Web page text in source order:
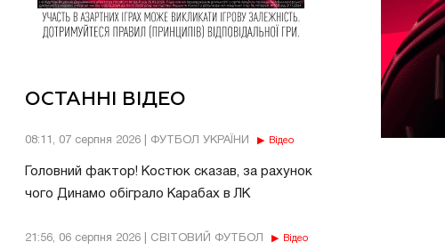
ОСТАННІ ВІДЕО
08:11, 07 серпня 2026 | ФУТБОЛ УКРАЇНИ Відео
Головний фактор! Костюк сказав, за рахунок
чого Динамо обіграло Карабах в ЛК
21:56, 06 серпня 2026 | СВІТОВИЙ ФУТБОЛ Відео